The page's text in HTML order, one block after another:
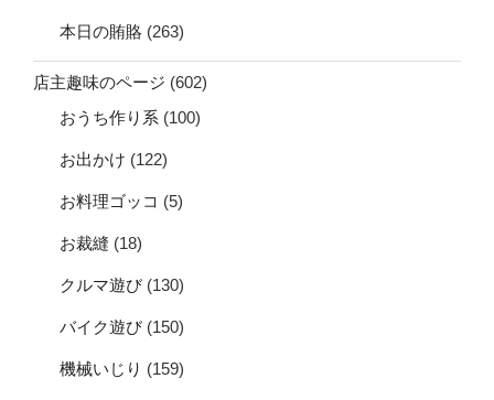
本日の賄賂 (263)
店主趣味のページ (602)
おうち作り系 (100)
お出かけ (122)
お料理ゴッコ (5)
お裁縫 (18)
クルマ遊び (130)
バイク遊び (150)
機械いじり (159)